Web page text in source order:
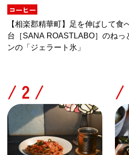
コーヒー
【相楽郡精華町】足を伸ばして食
台［SANA ROASTLABO］のねっ
ンの「ジェラート氷」
/